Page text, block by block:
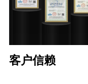
客户信赖